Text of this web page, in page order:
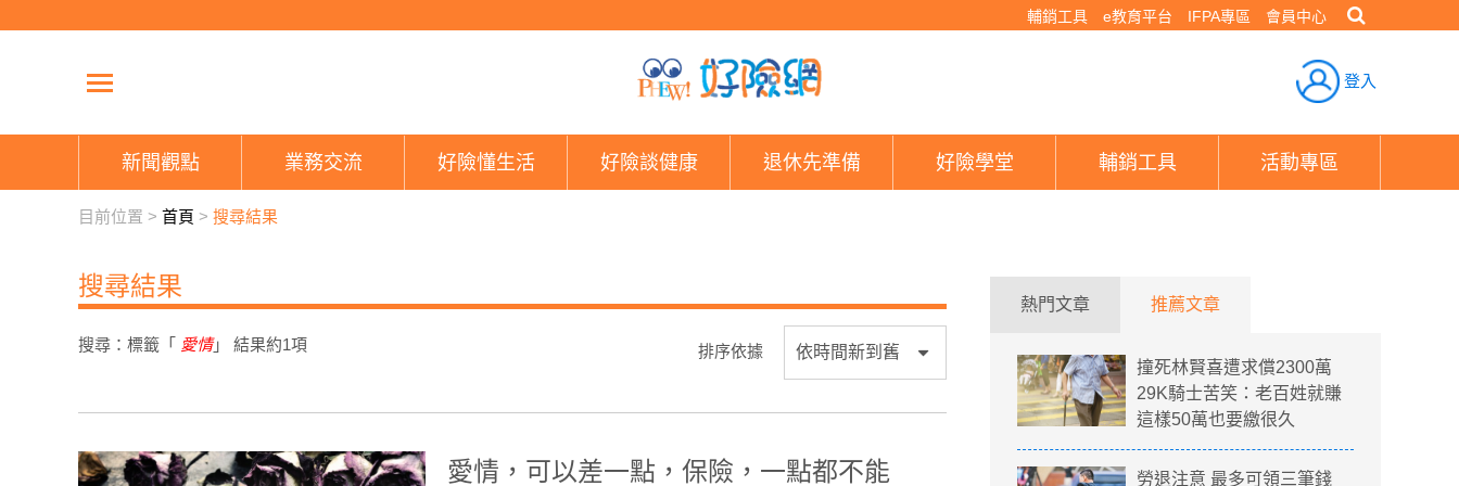
輔銷工具 e教育平台 IFPA專區 會員中心
登入
新聞觀點 業務交流 好險懂生活 好險談健康 退休先準備 好險學堂 輔銷工具 活動專區
目前位置 > 首頁 > 搜尋結果
搜尋結果
搜尋：標籤「 愛情」 結果約1項 排序依據
愛情，可以差一點，保險，一點都不能
熱門文章 推薦文章
撞死林賢喜遭求償2300萬
29K騎士苦笑：老百姓就賺
這樣50萬也要繳很久
勞退注意 最多可領三筆錢